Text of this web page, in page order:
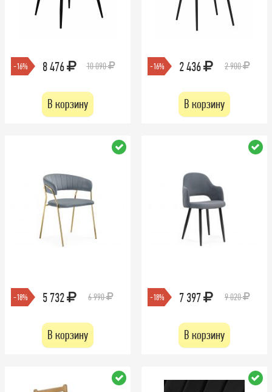
-16% 8 476 10 090
В корзину
-16% 2 436 2 900
В корзину
-18% 5 732 6 990
В корзину
-18% 7 397 9 020
В корзину